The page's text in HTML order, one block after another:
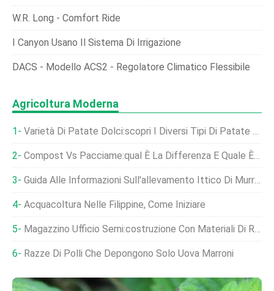
W.R. Long - Comfort Ride
I Canyon Usano Il Sistema Di Irrigazione
DACS - Modello ACS2 - Regolatore Climatico Flessibile
Agricoltura Moderna
Varietà Di Patate Dolci:scopri I Diversi Tipi Di Patate Dolci
Compost Vs Pacciame:qual È La Differenza E Quale È Il Migliore?
Guida Alle Informazioni Sull'allevamento Ittico Di Murrel
Acquacoltura Nelle Filippine, Come Iniziare
Magazzino Ufficio Semi:costruzione Con Materiali Di Recupero
Razze Di Polli Che Depongono Solo Uova Marroni